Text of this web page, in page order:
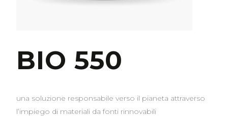
BIO 550
una soluzione responsabile verso il pianeta attraverso
l’impiego di materiali da fonti rinnovabili